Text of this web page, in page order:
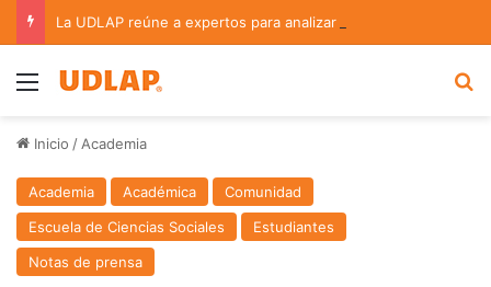
Menu
Inicio / Academia
Academia Académica
Comunidad
Escuela de Ciencias Sociales
Estudiantes
Notas de prensa